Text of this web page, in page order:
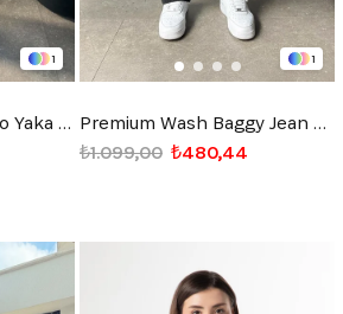
1
Half Zip Oversize Polo Yaka Sweatshirt Siyah
1
Premium Wash Baggy Jean Siyah
₺480,44
₺1.099,00